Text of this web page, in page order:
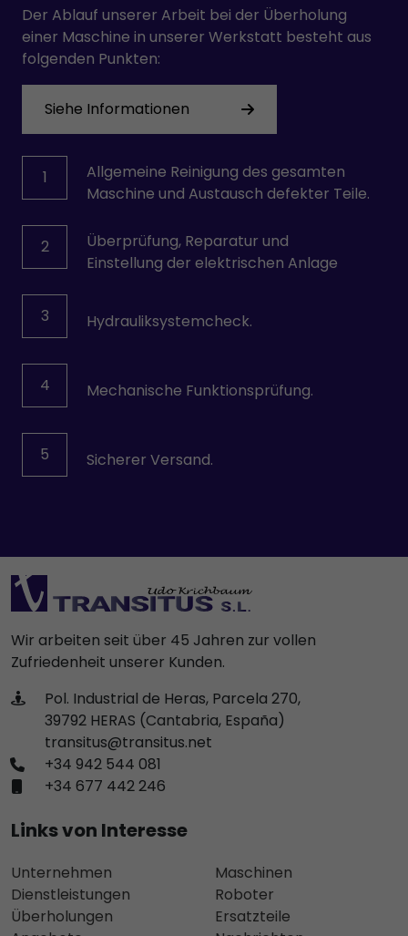
Der Ablauf unserer Arbeit bei der Überholung
einer Maschine in unserer Werkstatt besteht aus
folgenden Punkten:
Siehe Informationen
1
Allgemeine Reinigung des gesamten
Maschine und Austausch defekter Teile.
2
Überprüfung, Reparatur und
Einstellung der elektrischen Anlage
3 Hydrauliksystemcheck.
4 Mechanische Funktionsprüfung.
5 Sicherer Versand.
Wir arbeiten seit über 45 Jahren zur vollen
Zufriedenheit unserer Kunden.
Pol. Industrial de Heras, Parcela 270,
39792 HERAS (Cantabria, España)
transitus@transitus.net
+34 942 544 081
+34 677 442 246
Links von Interesse
Unternehmen
Dienstleistungen
Überholungen
Maschinen
Roboter
Ersatzteile